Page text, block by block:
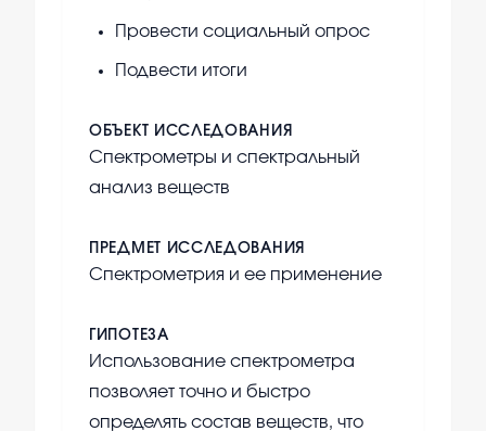
Провести социальный опрос
Подвести итоги
ОБЪЕКТ ИССЛЕДОВАНИЯ
Спектрометры и спектральный
анализ веществ
ПРЕДМЕТ ИССЛЕДОВАНИЯ
Спектрометрия и ее применение
ГИПОТЕЗА
Использование спектрометра
позволяет точно и быстро
определять состав веществ, что